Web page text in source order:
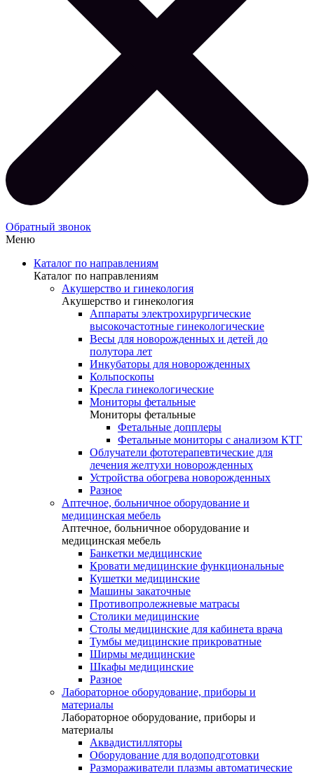
Обратный звонок
Меню
Каталог по направлениям
Каталог по направлениям
Акушерство и гинекология
Акушерство и гинекология
Аппараты электрохирургические
высокочастотные гинекологические
Весы для новорожденных и детей до
полутора лет
Инкубаторы для новорожденных
Кольпоскопы
Кресла гинекологические
Мониторы фетальные
Мониторы фетальные
Фетальные допплеры
Фетальные мониторы с анализом КТГ
Облучатели фототерапевтические для
лечения желтухи новорожденных
Устройства обогрева новорожденных
Разное
Аптечное, больничное оборудование и
медицинская мебель
Аптечное, больничное оборудование и
медицинская мебель
Банкетки медицинские
Кровати медицинские функциональные
Кушетки медицинские
Машины закаточные
Противопролежневые матрасы
Столики медицинские
Столы медицинские для кабинета врача
Тумбы медицинские прикроватные
Ширмы медицинские
Шкафы медицинские
Разное
Лабораторное оборудование, приборы и
материалы
Лабораторное оборудование, приборы и
материалы
Аквадистилляторы
Оборудование для водоподготовки
Размораживатели плазмы автоматические